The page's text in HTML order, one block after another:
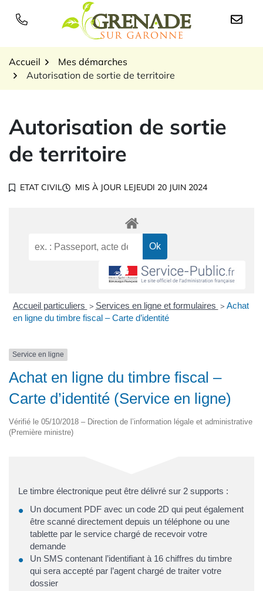
Logo Grenade sur
Accueil
Mes démarches
Autorisation de sortie de territoire
Autorisation de sortie
de territoire
ETAT CIVIL MIS À JOUR LEJEUDI 20 JUIN 2024
Accueil particuliers > Services en ligne et formulaires > Achat
en ligne du timbre fiscal – Carte d’identité
Service en ligne
Achat en ligne du timbre fiscal –
Carte d’identité (Service en ligne)
Vérifié le 05/10/2018 – Direction de l’information légale et administrative
(Première ministre)
Le timbre électronique peut être délivré sur 2 supports :
Un document PDF avec un code 2D qui peut également
être scanné directement depuis un téléphone ou une
tablette par le service chargé de recevoir votre
demande
Un SMS contenant l’identifiant à 16 chiffres du timbre
qui sera accepté par l’agent chargé de traiter votre
dossier